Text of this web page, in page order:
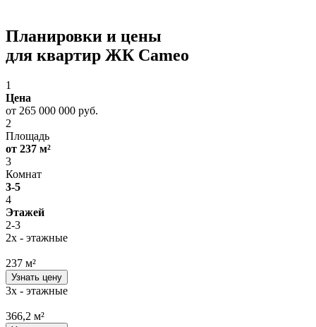
Планировки и цены
для квартир ЖК Cameo
1
Цена
от 265 000 000 руб.
2
Площадь
от 237 м²
3
Комнат
3-5
4
Этажей
2-3
2х - этажные
237 м²
Узнать цену
3х - этажные
366,2 м²